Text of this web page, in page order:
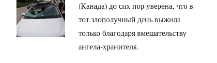
(Канада) до сих пор уверена, что в
тот злополучный день выжила
только благодаря вмешательству
ангела-хранителя.